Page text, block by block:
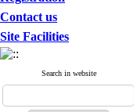
Contact us
Site Facilities
Search in website